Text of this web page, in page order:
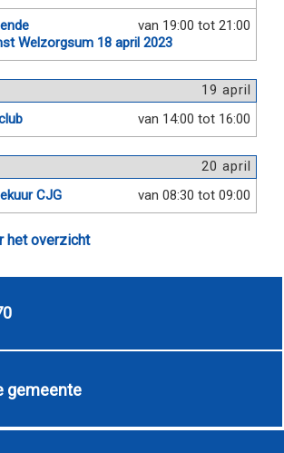
van 19:00 tot 21:00
Welzorgsum 18 april 2023
19 april
van 14:00 tot 16:00
20 april
van 08:30 tot 09:00
CJG
het overzicht
gemeente